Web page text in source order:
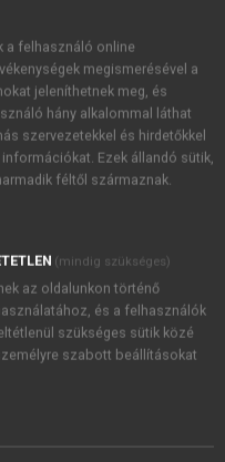
jól beszélik a
olyanok, akik fejlett,
képességeiktől
idegen
hogy a nyelv eleve
hogy
magyarázható,
de egy közösség
érthető, hogy a
ilyen elcsúszás az
irányába, amely
jelenik
feldolgozható,
szerint egyedül
a felhasználó online
megismerésével a
jeleníthetnek meg, és
hány alkalommal láthat
szervezetekkel és hirdetőkkel
Ezek állandó sütik,
féltől származnak.
(mindig szükséges)
az oldalunkon történő
és a felhasználók
szükséges sütik közé
szabott beállításokat